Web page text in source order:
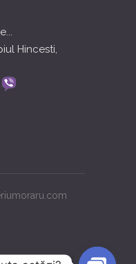
Hincesti,